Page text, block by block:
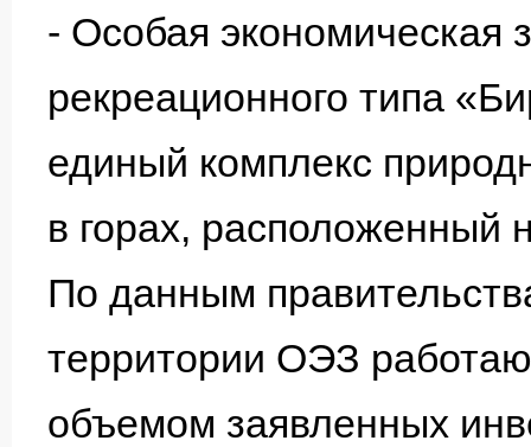
- Особая экономическая
рекреационного типа
единый комплекс
в горах, расположенный
По данным
территории ОЭЗ
объемом заявленных